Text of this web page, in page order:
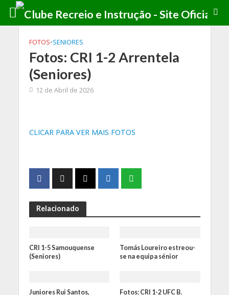
FOTOS•SENIORES
Fotos: CRI 1-2 Arrentela
(Seniores)
12 de Abril de 2026
CLICAR PARA VER MAIS FOTOS
Relacionado
CRI 1-5 Samouquense
(Seniores)
Tomás Loureiro estreou-
se na equipa sénior
Juniores Rui Santos,
Fotos: CRI 1-2 UFC B.